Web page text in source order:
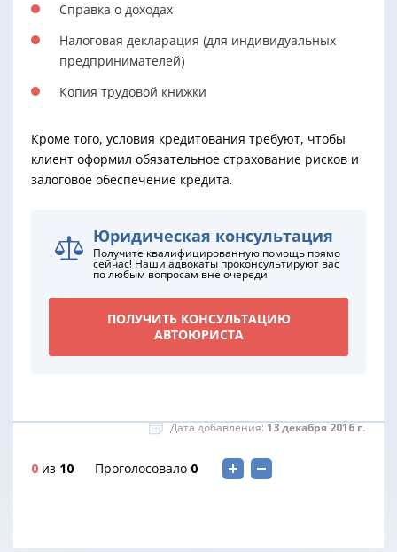
Справка о доходах
Налоговая декларация (для индивидуальных
предпринимателей)
Копия трудовой книжки
Кроме того, условия кредитования требуют, чтобы
клиент оформил обязательное страхование рисков и
залоговое обеспечение кредита.
Юридическая консультация
Получите квалифицированную помощь прямо
сейчас! Наши адвокаты проконсультируют вас
по любым вопросам вне очереди.
ПОЛУЧИТЬ КОНСУЛЬТАЦИЮ
АВТОЮРИСТА
Дата добавления:13 декабря 2016 г.
0 из 10 Проголосовало 0